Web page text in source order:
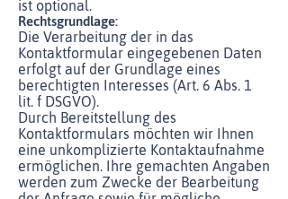
ist optional.
Rechtsgrundlage:
Die Verarbeitung der in das
Kontaktformular eingegebenen Daten
erfolgt auf der Grundlage eines
berechtigten Interesses (Art. 6 Abs. 1
lit. f DSGVO).
Durch Bereitstellung des
Kontaktformulars möchten wir Ihnen
eine unkomplizierte Kontaktaufnahme
ermöglichen. Ihre gemachten Angaben
werden zum Zwecke der Bearbeitung